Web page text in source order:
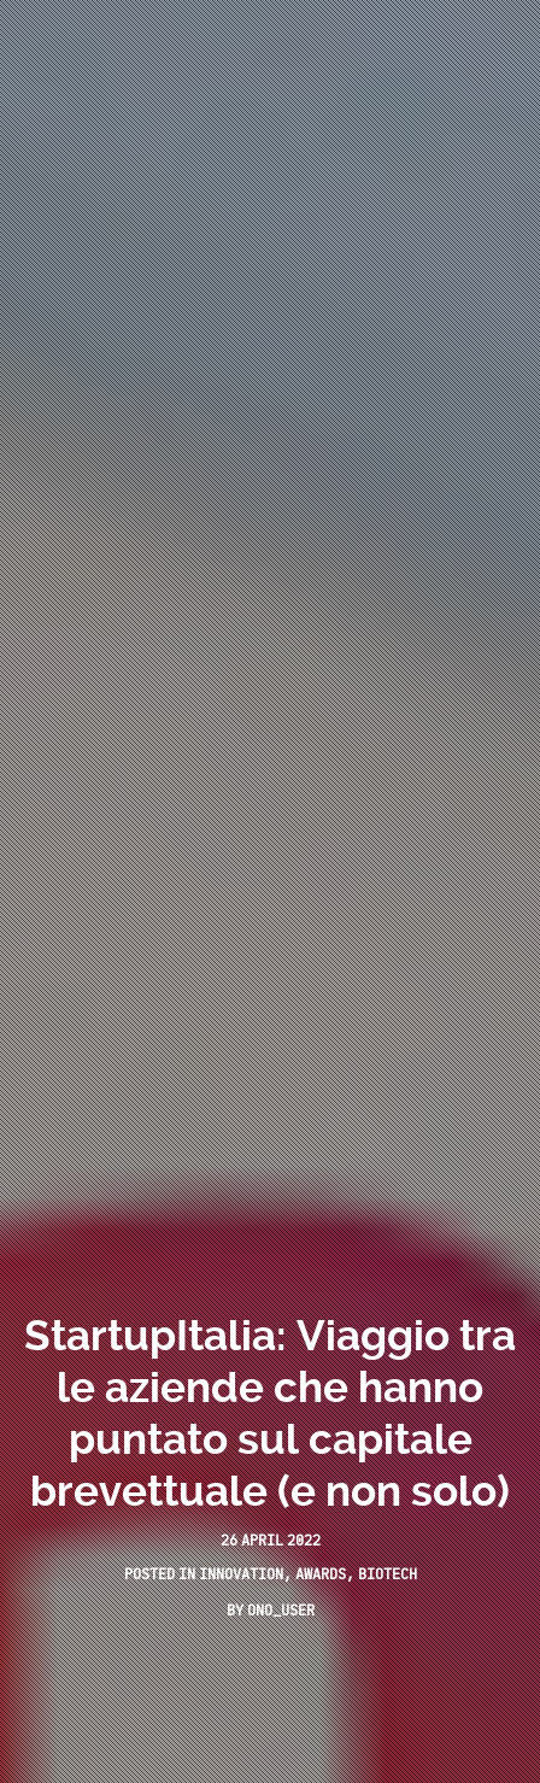
StartupItalia: Viaggio tra
le aziende che hanno
puntato sul capitale
brevettuale (e non solo)
26 APRIL 2022
POSTED ININNOVATION,AWARDS,BIOTECH
BYONO_USER